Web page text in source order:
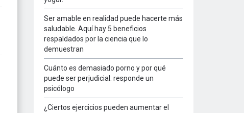
Ser amable en realidad puede hacerte más
saludable. Aquí hay 5 beneficios
respaldados por la ciencia que lo
demuestran
Cuánto es demasiado porno y por qué
puede ser perjudicial: responde un
psicólogo
¿Ciertos ejercicios pueden aumentar el